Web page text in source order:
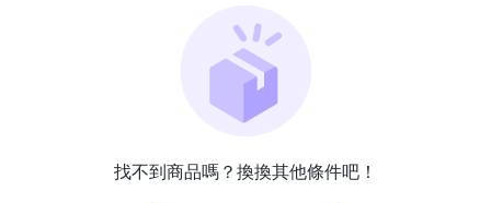
找不到商品嗎？換換其他條件吧！